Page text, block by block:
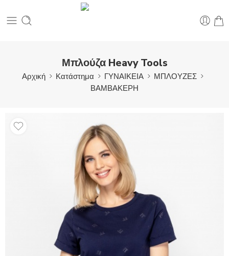
Μπλούζα Heavy Tools
Αρχική Κατάστημα ΓΥΝΑΙΚΕΙΑ
ΜΠΛΟΥΖΕΣ
ΒΑΜΒΑΚΕΡΗ